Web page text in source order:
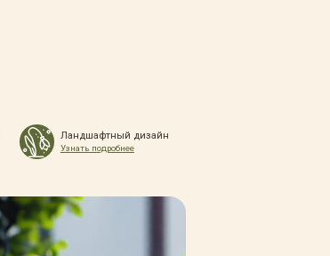
Ландшафтный дизайн
Узнать подробнее